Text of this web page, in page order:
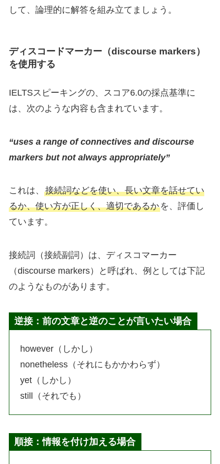
して、論理的に解答を組み立てましょう。
ディスコードマーカー（discourse markers）
を使用する
IELTSスピーキングの、スコア6.0の採点基準に
は、次のような内容も含まれています。
“uses a range of connectives and discourse
markers but not always appropriately”
これは、 接続詞などを使い、長い文章を話せてい
るか、使い方が正しく、適切であるかを、評価し
ています。
接続詞（接続副詞）は、ディスコマーカー
（discourse markers）と呼ばれ、例としては下記
のようなものがあります。
逆接：前の文章と逆のことが言いたい場合
however（しかし）
nonetheless（それにもかかわらず）
yet（しかし）
still（それでも）
順接：情報を付け加える場合